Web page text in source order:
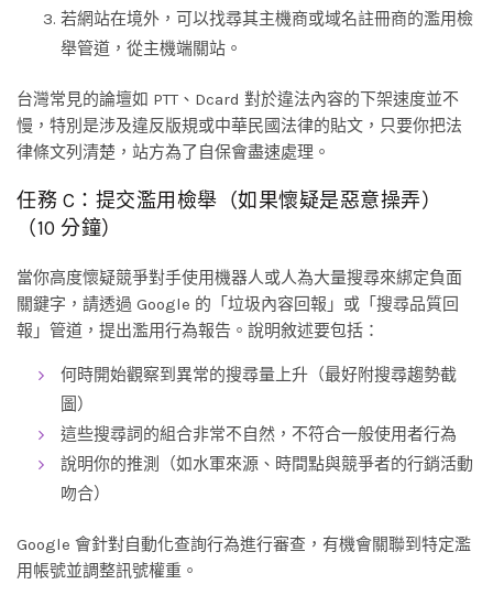
若網站在境外，可以找尋其主機商或域名註冊商的濫用檢
舉管道，從主機端關站。
台灣常見的論壇如 PTT、Dcard 對於違法內容的下架速度並不
慢，特別是涉及違反版規或中華民國法律的貼文，只要你把法
律條文列清楚，站方為了自保會盡速處理。
任務 C：提交濫用檢舉（如果懷疑是惡意操弄）
（10 分鐘）
當你高度懷疑競爭對手使用機器人或人為大量搜尋來綁定負面
關鍵字，請透過 Google 的「垃圾內容回報」或「搜尋品質回
報」管道，提出濫用行為報告。說明敘述要包括：
何時開始觀察到異常的搜尋量上升（最好附搜尋趨勢截
圖）
這些搜尋詞的組合非常不自然，不符合一般使用者行為
說明你的推測（如水軍來源、時間點與競爭者的行銷活動
吻合）
Google 會針對自動化查詢行為進行審查，有機會關聯到特定濫
用帳號並調整訊號權重。